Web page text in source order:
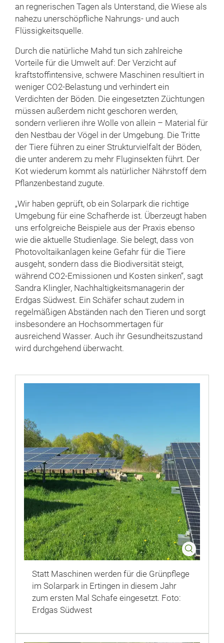
an regnerischen Tagen als Unterstand, die Wiese als
nahezu unerschöpfliche Nahrungs- und auch
Flüssigkeitsquelle.
Durch die natürliche Mahd tun sich zahlreiche
Vorteile für die Umwelt auf: Der Verzicht auf
kraftstoffintensive, schwere Maschinen resultiert in
weniger CO2-Belastung und verhindert ein
Verdichten der Böden. Die eingesetzten Züchtungen
müssen außerdem nicht geschoren werden,
sondern verlieren ihre Wolle von allein – Material für
den Nestbau der Vögel in der Umgebung. Die Tritte
der Tiere führen zu einer Strukturvielfalt der Böden,
die unter anderem zu mehr Fluginsekten führt. Der
Kot wiederum kommt als natürlicher Nährstoff dem
Pflanzenbestand zugute.
„Wir haben geprüft, ob ein Solarpark die richtige
Umgebung für eine Schafherde ist. Überzeugt haben
uns erfolgreiche Beispiele aus der Praxis ebenso
wie die aktuelle Studienlage. Sie belegt, dass von
Photovoltaikanlagen keine Gefahr für die Tiere
ausgeht, sondern dass die Biodiversität steigt,
während CO2-Emissionen und Kosten sinken“, sagt
Sandra Klingler, Nachhaltigkeitsmanagerin der
Erdgas Südwest. Ein Schäfer schaut zudem in
regelmäßigen Abständen nach den Tieren und sorgt
insbesondere an Hochsommertagen für
ausreichend Wasser. Auch ihr Gesundheitszustand
wird durchgehend überwacht.
Statt Maschinen werden für die Grünpflege
im Solarpark in Ertingen in diesem Jahr
zum ersten Mal Schafe eingesetzt. Foto:
Erdgas Südwest